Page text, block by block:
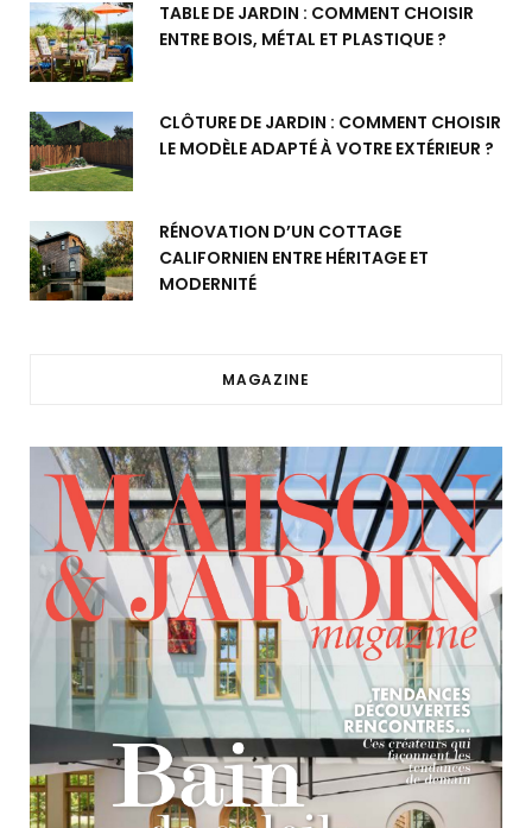
TABLE DE JARDIN : COMMENT CHOISIR
ENTRE BOIS, MÉTAL ET PLASTIQUE ?
CLÔTURE DE JARDIN : COMMENT CHOISIR
LE MODÈLE ADAPTÉ À VOTRE EXTÉRIEUR ?
RÉNOVATION D’UN COTTAGE
CALIFORNIEN ENTRE HÉRITAGE ET
MODERNITÉ
MAGAZINE